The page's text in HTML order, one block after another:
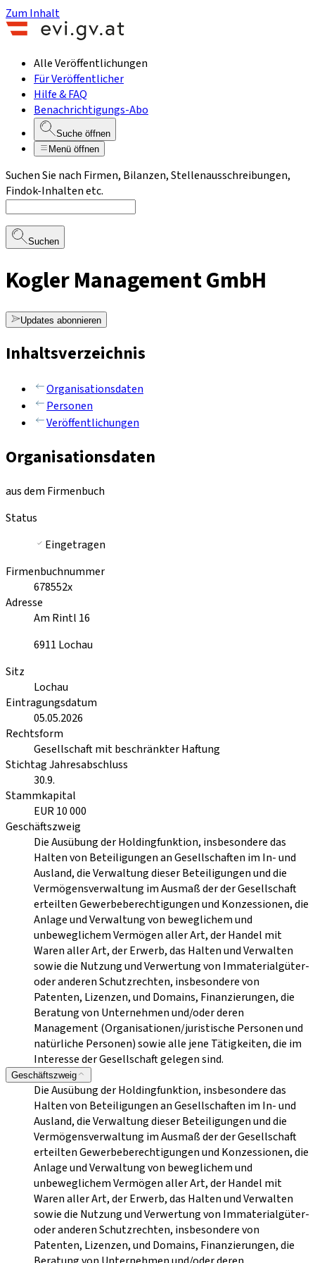
Zum Inhalt
Alle Veröffentlichungen
Für Veröffentlicher
Hilfe & FAQ
Benachrichtigungs-Abo
Suche öffnen
Menü öffnen
Suchen Sie nach Firmen, Bilanzen, Stellenausschreibungen,
Findok-Inhalten etc.
Suchen
Kogler Management GmbH
Updates abonnieren
Inhaltsverzeichnis
Organisationsdaten
Personen
Veröffentlichungen
Organisationsdaten
aus dem Firmenbuch
Status
Eingetragen
Firmenbuchnummer
678552x
Adresse
Am Rintl 16
6911 Lochau
Sitz
Lochau
Eintragungsdatum
05.05.2026
Rechtsform
Gesellschaft mit beschränkter Haftung
Stichtag Jahresabschluss
30.9.
Stammkapital
EUR 10 000
Geschäftszweig
Die Ausübung der Holdingfunktion, insbesondere das
Halten von Beteiligungen an Gesellschaften im In- und
Ausland, die Verwaltung dieser Beteiligungen und die
Vermögensverwaltung im Ausmaß der der Gesellschaft
erteilten Gewerbeberechtigungen und Konzessionen, die
Anlage und Verwaltung von beweglichem und
unbeweglichem Vermögen aller Art, der Handel mit
Waren aller Art, der Erwerb, das Halten und Verwalten
sowie die Nutzung und Verwertung von Immaterialgüter-
oder anderen Schutzrechten, insbesondere von
Patenten, Lizenzen, und Domains, Finanzierungen, die
Beratung von Unternehmen und/oder deren
Management (Organisationen/juristische Personen und
natürliche Personen) sowie alle jene Tätigkeiten, die im
Interesse der Gesellschaft gelegen sind.
Geschäftszweig
Die Ausübung der Holdingfunktion, insbesondere das
Halten von Beteiligungen an Gesellschaften im In- und
Ausland, die Verwaltung dieser Beteiligungen und die
Vermögensverwaltung im Ausmaß der der Gesellschaft
erteilten Gewerbeberechtigungen und Konzessionen, die
Anlage und Verwaltung von beweglichem und
unbeweglichem Vermögen aller Art, der Handel mit
Waren aller Art, der Erwerb, das Halten und Verwalten
sowie die Nutzung und Verwertung von Immaterialgüter-
oder anderen Schutzrechten, insbesondere von
Patenten, Lizenzen, und Domains, Finanzierungen, die